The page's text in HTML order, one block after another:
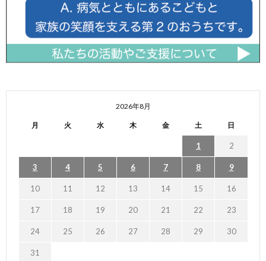
2026年8月
月 火 水 木 金 土 日
1 2
3 4 5 6 7 8 9
10 11 12 13 14 15 16
17 18 19 20 21 22 23
24 25 26 27 28 29 30
31